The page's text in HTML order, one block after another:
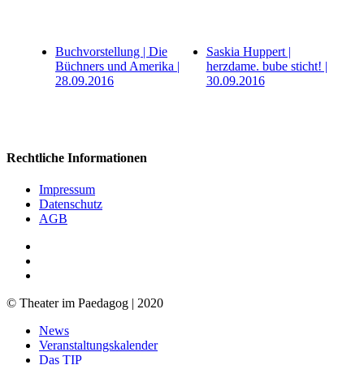
Buchvorstellung | Die
Büchners und Amerika |
28.09.2016
Saskia Huppert |
herzdame. bube sticht! |
30.09.2016
Rechtliche Informationen
Impressum
Datenschutz
AGB
© Theater im Paedagog | 2020
Close
Menu
News
Veranstaltungskalender
Das TIP